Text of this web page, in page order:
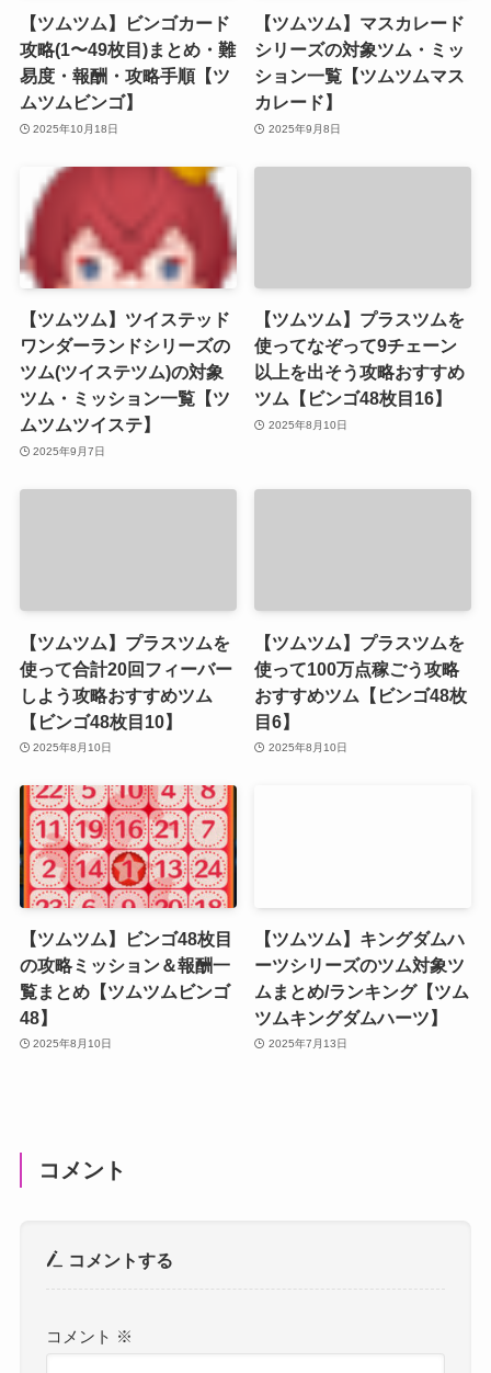
【ツムツム】ビンゴカード
攻略(1〜49枚目)まとめ・難
易度・報酬・攻略手順【ツ
ムツムビンゴ】
2025年10月18日
【ツムツム】マスカレード
シリーズの対象ツム・ミッ
ション一覧【ツムツムマス
カレード】
2025年9月8日
【ツムツム】ツイステッド
ワンダーランドシリーズの
ツム(ツイステツム)の対象
ツム・ミッション一覧【ツ
ムツムツイステ】
2025年9月7日
【ツムツム】プラスツムを
使ってなぞって9チェーン
以上を出そう攻略おすすめ
ツム【ビンゴ48枚目16】
2025年8月10日
【ツムツム】プラスツムを
使って合計20回フィーバー
しよう攻略おすすめツム
【ビンゴ48枚目10】
2025年8月10日
【ツムツム】プラスツムを
使って100万点稼ごう攻略
おすすめツム【ビンゴ48枚
目6】
2025年8月10日
【ツムツム】ビンゴ48枚目
の攻略ミッション＆報酬一
覧まとめ【ツムツムビンゴ
48】
2025年8月10日
【ツムツム】キングダムハ
ーツシリーズのツム対象ツ
ムまとめ/ランキング【ツム
ツムキングダムハーツ】
2025年7月13日
コメント
コメントする
コメント ※